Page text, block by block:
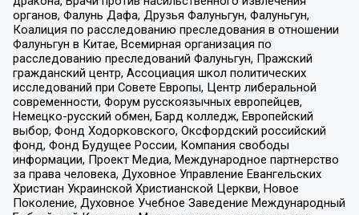
органов, Фалунь Дафа, Друзья Фалуньгун, Фалуньгун,
Коалиция по расследованию преследования в отношении
Фалуньгун в Китае, Всемирная организация по
расследованию преследований Фалуньгун, Пражский
гражданский центр, Ассоциация школ политических
исследований при Совете Европы, Центр либеральной
современности, Форум русскоязычных европейцев,
Немецко-русский обмен, Бард колледж, Европейский
выбор, Фонд Ходорковского, Оксфордский российский
фонд, Фонд Будущее России, Компания свободы
информации, Проект Медиа, Международное партнерство
за права человека, Духовное Управление Евангельских
Христиан Украинской Христианской Церкви, Новое
Поколение, Духовное Учебное Заведение Международный